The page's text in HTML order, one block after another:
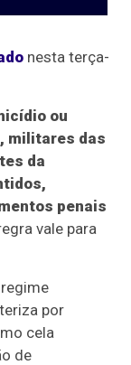
nesta terça-
ou
militares das
da
penais
vale para
por
cela
de